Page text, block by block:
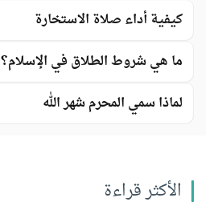
كيفية أداء صلاة الاستخارة
ما هي شروط الطلاق في الإسلام؟
لماذا سمي المحرم شهر الله
الأكثر قراءة